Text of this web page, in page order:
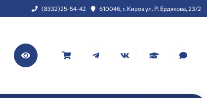
(8332)25-54-42 610046, г. Киров ул. Р. Ердякова, 23/2